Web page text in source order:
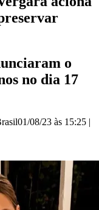
o
no dia 17
01/08/23 às 15:25 |